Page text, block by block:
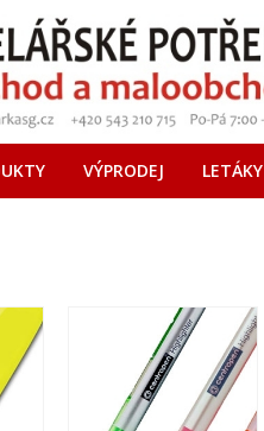
VÝPRODEJ LETÁKY